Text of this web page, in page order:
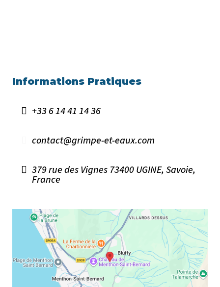
Informations Pratiques
+33 6 14 41 14 36
contact@grimpe-et-eaux.com
379 rue des Vignes 73400 UGINE, Savoie,
France